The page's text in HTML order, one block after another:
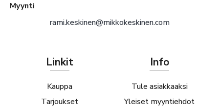
Myynti
rami.keskinen@mikkokeskinen.com
Linkit
Kauppa
Tarjoukset
Info
Tule asiakkaaksi
Yleiset myyntiehdot